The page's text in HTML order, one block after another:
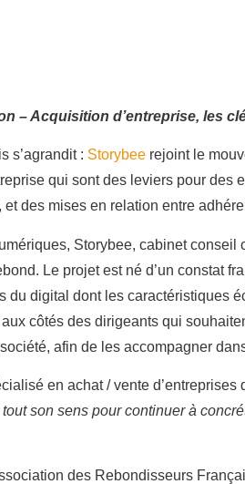
– Acquisition d’entreprise, les
s’agrandit : Storybee rejoint le
qui sont des leviers pour des
des mises en relation entre
Storybee, cabinet
Le projet est né d’un constat
digital dont les caractéristiques
côtés des dirigeants qui
afin de les accompagner
en achat / vente
son sens pour continuer à
des Rebondisseurs